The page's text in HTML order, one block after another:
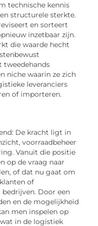
technische kennis
structurele sterkte.
en sorteert
inzetbaar zijn.
die waarde hecht
tweedehands
niche waarin ze zich
leveranciers
of importeren.
De kracht ligt in
voorraadbeheer
Vanuit die positie
op de vraag naar
of dat nu gaat om
of
Door een
en de mogelijkheid
men inspelen op
in de logistiek